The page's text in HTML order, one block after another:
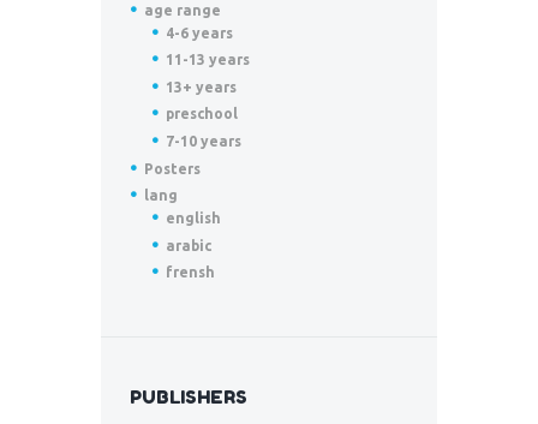
age range
4-6 years
11-13 years
13+ years
preschool
7-10 years
Posters
lang
english
arabic
frensh
PUBLISHERS